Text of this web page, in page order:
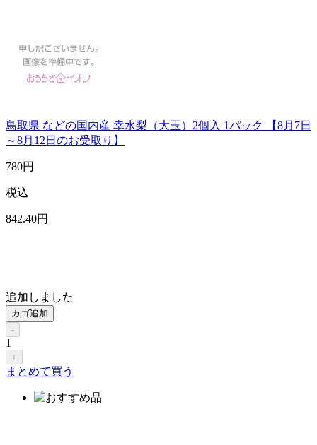
鳥取県 などの国内産 幸水梨（大玉）2個入 1パック 【8月7日
～8月12日のお受取り】
780円
税込
842.40円
追加しました
カゴ追加
-
1
+
まとめて買う